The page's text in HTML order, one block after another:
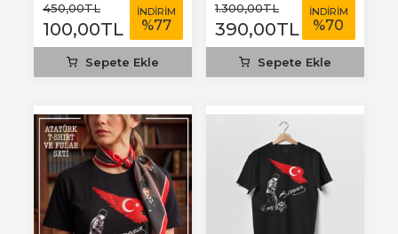
450,00TL
100,00TL
İNDİRİM
%77
Sepete Ekle
1.300,00TL
390,00TL
İNDİRİM
%70
Sepete Ekle